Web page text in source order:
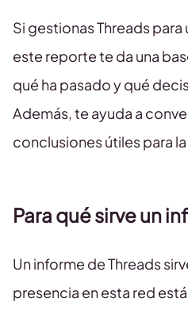
Si gestionas Threads
este reporte te da una
qué ha pasado y qué
Además, te ayuda a
conclusiones útiles para
Para qué sirve un
Un informe de Threads
presencia en esta red